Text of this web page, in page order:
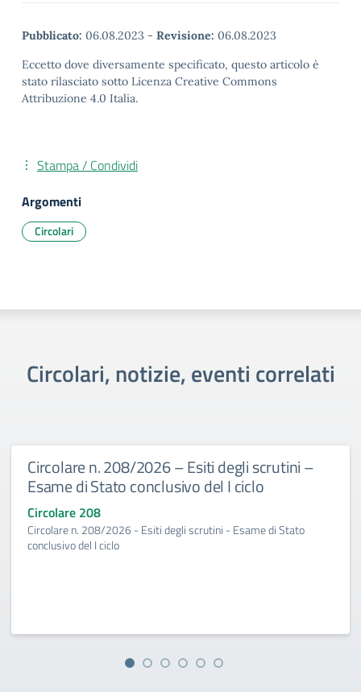
Pubblicato: 06.08.2023 - Revisione: 06.08.2023
Eccetto dove diversamente specificato, questo articolo è
stato rilasciato sotto Licenza Creative Commons
Attribuzione 4.0 Italia.
Stampa / Condividi
Argomenti
Circolari
Circolari, notizie, eventi correlati
Circolare n. 208/2026 – Esiti degli scrutini –
Esame di Stato conclusivo del I ciclo
Circolare 208
Circolare n. 208/2026 - Esiti degli scrutini - Esame di Stato
conclusivo del I ciclo